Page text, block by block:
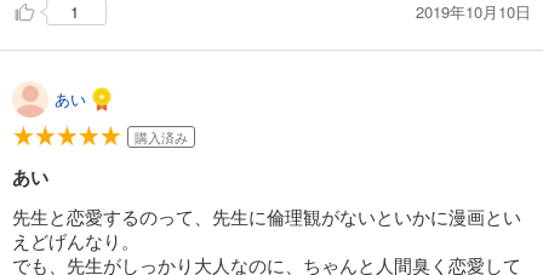
1 2019年10月10日
あい
購入済み
あい
先生と恋愛するのって、先生に倫理観がないといかに漫画とい
えどげんなり。
でも、先生がしっかり大人なのに、ちゃんと人間臭く恋愛して